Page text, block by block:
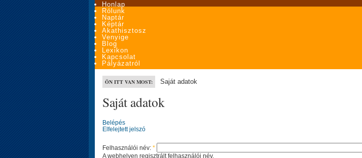
Honlap
Rólunk
Naptár
Képtár
Akathisztosz
Venyige
Blog
Lexikon
Kapcsolat
Pályázatról
ÖN ITT VAN MOST: Saját adatok
Saját adatok
Belépés
Elfelejtett jelszó
Felhasználói név: *
A webhelyen regisztrált felhasználói név.